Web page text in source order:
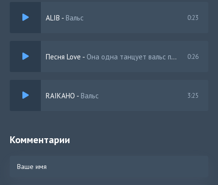
ALIB - Вальс 0:23
Песня Love - Она одна танцует вальс поздней ночью при луне 0:26
RAIKAHO - Вальс 3:25
Комментарии